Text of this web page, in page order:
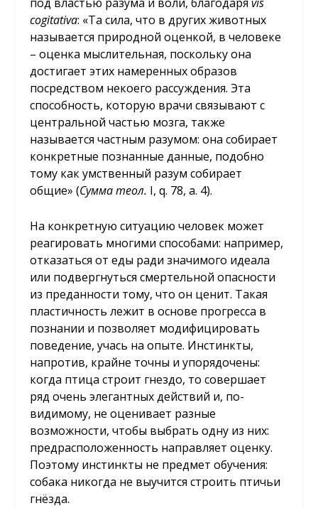
под властью разума и воли, благодаряvis
cogitativa: «Та сила, что в других животных
называется природной оценкой, в человеке
– оценка мыслительная, поскольку она
достигает этих намеренных образов
посредством некоего рассуждения. Эта
способность, которую врачи связывают с
центральной частью мозга, также
называется частным разумом: она собирает
конкретные познанные данные, подобно
тому как умственный разум собирает
общие» (Сумма теол. I, q. 78, a. 4).
На конкретную ситуацию человек может
реагировать многими способами: например,
отказаться от еды ради значимого идеала
или подвергнуться смертельной опасности
из преданности тому, что он ценит. Такая
пластичность лежит в основе прогресса в
познании и позволяет модифицировать
поведение, учась на опыте. Инстинкты,
напротив, крайне точны и упорядочены:
когда птица строит гнездо, то совершает
ряд очень элегантных действий и, по-
видимому, не оценивает разные
возможности, чтобы выбрать одну из них:
предрасположенность направляет оценку.
Поэтому инстинкты не предмет обучения:
собака никогда не выучится строить птичьи
гнёзда.